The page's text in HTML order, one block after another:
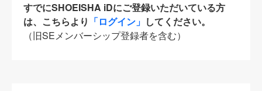
すでにSHOEISHA iDにご登録いただいている方
は、こちらより 「ログイン」 してください。
（旧SEメンバーシップ登録者を含む）